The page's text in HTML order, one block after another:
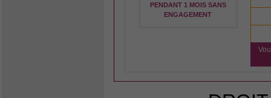
PENDANT 1 MOIS SANS
ENGAGEMENT